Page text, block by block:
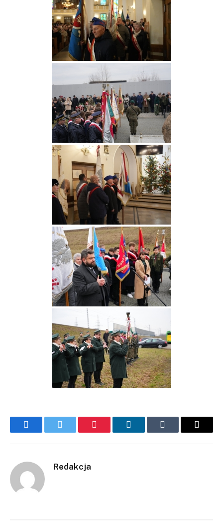
FacebookTwitter Pinterest LinkedInTumblr Email
Redakcja